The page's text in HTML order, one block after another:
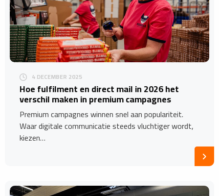
4 DECEMBER 2025
Hoe fulfilment en direct mail in 2026 het
verschil maken in premium campagnes
Premium campagnes winnen snel aan populariteit.
Waar digitale communicatie steeds vluchtiger wordt,
kiezen…